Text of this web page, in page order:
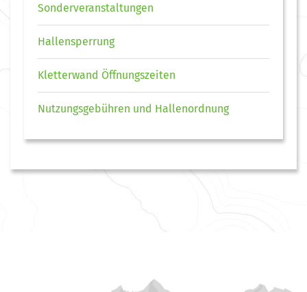
Sonderveranstaltungen
Hallensperrung
Kletterwand Öffnungszeiten
Nutzungsgebühren und Hallenordnung